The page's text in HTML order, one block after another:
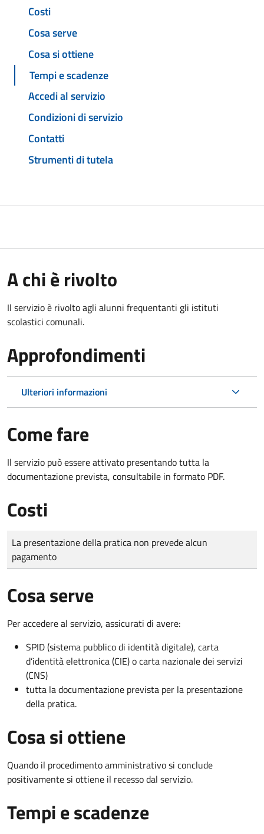
Costi
Cosa serve
Cosa si ottiene
Tempi e scadenze
Accedi al servizio
Condizioni di servizio
Contatti
Strumenti di tutela
A chi è rivolto
Il servizio è rivolto agli alunni frequentanti gli istituti
scolastici comunali.
Approfondimenti
Ulteriori informazioni
Come fare
Il servizio può essere attivato presentando tutta la
documentazione prevista, consultabile in formato PDF.
Costi
Tipo di pagamento
Importo
La presentazione della pratica non prevede alcun
pagamento
Cosa serve
Per accedere al servizio, assicurati di avere:
SPID (sistema pubblico di identità digitale), carta
d’identità elettronica (CIE) o carta nazionale dei servizi
(CNS)
tutta la documentazione prevista per la presentazione
della pratica.
Cosa si ottiene
Quando il procedimento amministrativo si conclude
positivamente si ottiene il recesso dal servizio.
Tempi e scadenze